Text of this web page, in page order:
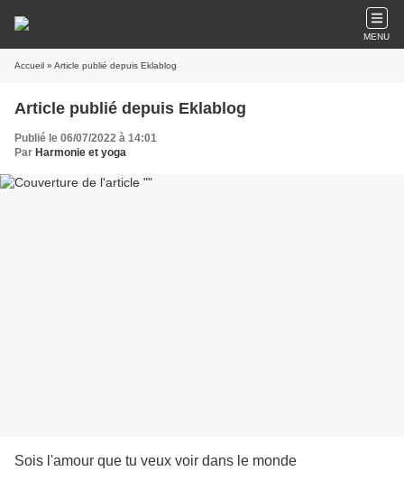
MENU
Accueil » Article publié depuis Eklablog
Article publié depuis Eklablog
Publié le 06/07/2022 à 14:01
Par Harmonie et yoga
Sois l'amour que tu veux voir dans le monde